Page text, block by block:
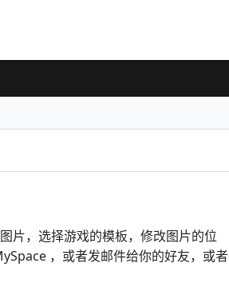
片，选择游戏的模板，修改图片的位
，或者发邮件给你的好友，或者